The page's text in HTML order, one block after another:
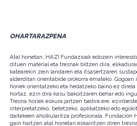
OHARTARAZPENA
Atal honetan, HAZI Fundazioak edozein
dituen material eta tresnak biltzen dira,
katearekin zein landaren eta itsasertzaren
alderditan orientabide orokorra emateko.
horiek orientatzeko eta hedatzeko baino ez
hortaz, ezin dira kasu bakoitzaren behar edo
Tresna horiek eskura jartzen badira ere,
interpretatzeko, betetzeko, aplikatzeko edo
daitekeen aholkularitza profesionala. Fundación
gain hartzen atal honetan eskaintzen diren